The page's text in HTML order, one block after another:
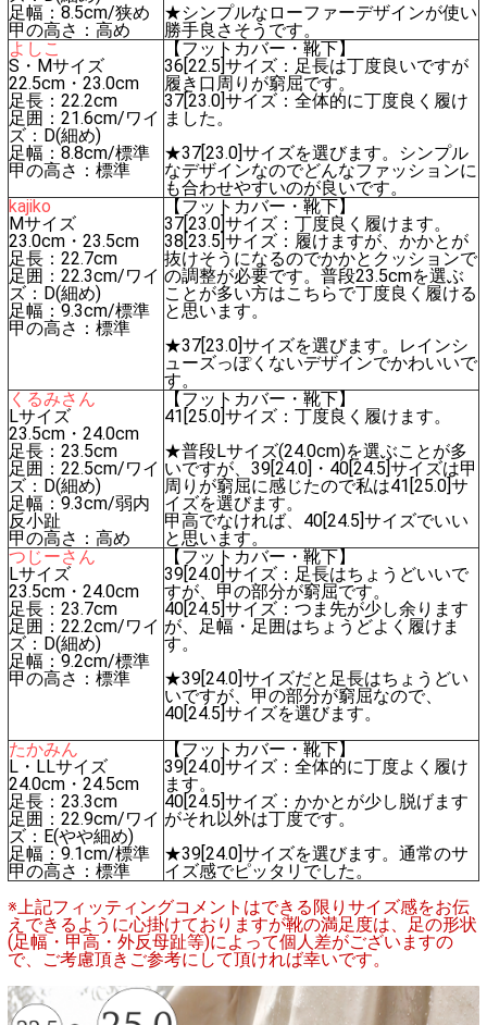
足幅：8.5cm/狭め
甲の高さ：高め
★シンプルなローファーデザインが使い
勝手良さそうです。
よしこ
S・Mサイズ
22.5cm・23.0cm
足長：22.2cm
足囲：21.6cm/ワイ
ズ：D(細め)
足幅：8.8cm/標準
甲の高さ：標準
【フットカバー・靴下】
36[22.5]サイズ：足長は丁度良いですが
履き口周りが窮屈です。
37[23.0]サイズ：全体的に丁度良く履け
ました。
★37[23.0]サイズを選びます。シンプル
なデザインなのでどんなファッションに
も合わせやすいのが良いです。
kajiko
Mサイズ
23.0cm・23.5cm
足長：22.7cm
足囲：22.3cm/ワイ
ズ：D(細め)
足幅：9.3cm/標準
甲の高さ：標準
【フットカバー・靴下】
37[23.0]サイズ：丁度良く履けます。
38[23.5]サイズ：履けますが、かかとが
抜けそうになるのでかかとクッションで
の調整が必要です。普段23.5cmを選ぶ
ことが多い方はこちらで丁度良く履ける
と思います。
★37[23.0]サイズを選びます。レインシ
ューズっぽくないデザインでかわいいで
す。
くるみさん
Lサイズ
23.5cm・24.0cm
足長：23.5cm
足囲：22.5cm/ワイ
ズ：D(細め)
足幅：9.3cm/弱内
反小趾
甲の高さ：高め
【フットカバー・靴下】
41[25.0]サイズ：丁度良く履けます。
★普段Lサイズ(24.0cm)を選ぶことが多
いですが、39[24.0]・40[24.5]サイズは甲
周りが窮屈に感じたので私は41[25.0]サ
イズを選びます。
甲高でなければ、40[24.5]サイズでいい
と思います。
つじーさん
Lサイズ
23.5cm・24.0cm
足長：23.7cm
足囲：22.2cm/ワイ
ズ：D(細め)
足幅：9.2cm/標準
甲の高さ：標準
【フットカバー・靴下】
39[24.0]サイズ：足長はちょうどいいで
すが、甲の部分が窮屈です。
40[24.5]サイズ：つま先が少し余ります
が、足幅・足囲はちょうどよく履けま
す。
★39[24.0]サイズだと足長はちょうどい
いですが、甲の部分が窮屈なので、
40[24.5]サイズを選びます。
たかみん
L・LLサイズ
24.0cm・24.5cm
足長：23.3cm
足囲：22.9cm/ワイ
ズ：E(やや細め)
足幅：9.1cm/標準
甲の高さ：標準
【フットカバー・靴下】
39[24.0]サイズ：全体的に丁度よく履け
ます。
40[24.5]サイズ：かかとが少し脱げます
がそれ以外は丁度です。
★39[24.0]サイズを選びます。通常のサ
イズ感でピッタリでした。
※上記フィッティングコメントはできる限りサイズ感をお伝
えできるように心掛けておりますが靴の満足度は、足の形状
(足幅・甲高・外反母趾等)によって個人差がございますの
で、ご考慮頂きご参考にして頂ければ幸いです。